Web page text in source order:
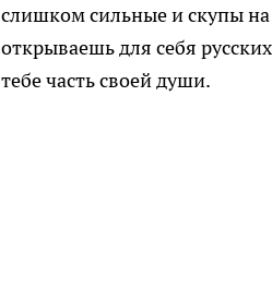
слишком сильные и скупы на
открываешь для себя
тебе часть своей души.